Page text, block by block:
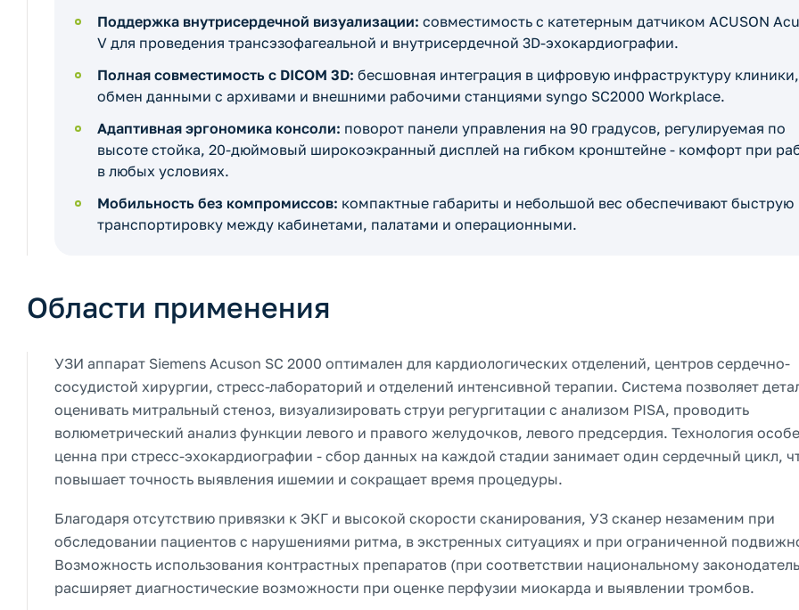
Поддержка внутрисердечной визуализации: совместимость с катетерным датчиком ACUSON
V для проведения трансэзофагеальной и внутрисердечной 3D-эхокардиографии.
Полная совместимость с DICOM 3D: бесшовная интеграция в цифровую инфраструктуру клиники,
обмен данными с архивами и внешними рабочими станциями syngo SC2000 Workplace.
Адаптивная эргономика консоли: поворот панели управления на 90 градусов, регулируемая по
высоте стойка, 20-дюймовый широкоэкранный дисплей на гибком кронштейне - комфорт при
в любых условиях.
Мобильность без компромиссов: компактные габариты и небольшой вес обеспечивают быструю
транспортировку между кабинетами, палатами и операционными.
Области применения
УЗИ аппарат Siemens Acuson SC 2000 оптимален для кардиологических отделений, центров сердечно-
сосудистой хирургии, стресс-лабораторий и отделений интенсивной терапии. Система позволяет
оценивать митральный стеноз, визуализировать струи регургитации с анализом PISA, проводить
волюметрический анализ функции левого и правого желудочков, левого предсердия. Технология
ценна при стресс-эхокардиографии - сбор данных на каждой стадии занимает один сердечный цикл,
повышает точность выявления ишемии и сокращает время процедуры.
Благодаря отсутствию привязки к ЭКГ и высокой скорости сканирования, УЗ сканер незаменим при
обследовании пациентов с нарушениями ритма, в экстренных ситуациях и при ограниченной
Возможность использования контрастных препаратов (при соответствии национальному
расширяет диагностические возможности при оценке перфузии миокарда и выявлении тромбов.